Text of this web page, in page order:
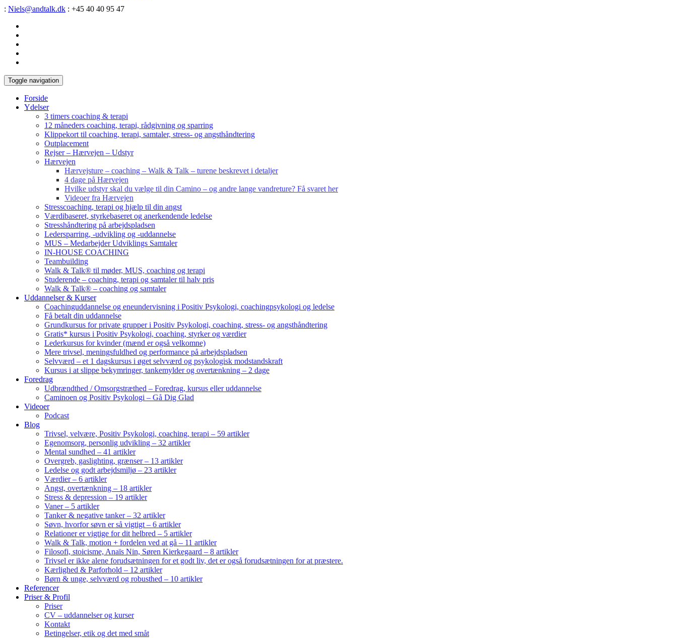
: Niels@andtalk.dk : +45 40 40 95 47
Toggle navigation
Forside
Ydelser
3 timers coaching & terapi
12 måneders coaching, terapi, rådgivning og sparring
Klippekort til coaching, terapi, samtaler, stress- og angsthåndtering
Outplacement
Rejser – Hærvejen – Udstyr
Hærvejen
Hærvejsture – coaching – Walk & Talk – turene beskrevet i detaljer
4 dage på Hærvejen
Hvilke udstyr skal du vælge til din Camino – og andre lange vandreture? Få svaret her
Videoer fra Hærvejen
Stresscoaching, terapi og hjælp til din angst
Værdibaseret, styrkebaseret og anerkendende ledelse
Stresshåndtering på arbejdspladsen
Ledersparring, -udvikling og -uddannelse
MUS – Medarbejder Udviklings Samtaler
IN-HOUSE COACHING
Teambuilding
Walk & Talk® til møder, MUS, coaching og terapi
Studerende – coaching, terapi og samtaler til halv pris
Walk & Talk® – coaching og samtaler
Uddannelser & Kurser
Coachinguddannelse og eneundervisning i Positiv Psykologi, coachingpsykologi og ledelse
Få betalt din uddannelse
Grundkursus for private grupper i Positiv Psykologi, coaching, stress- og angsthåndtering
Gratis* kursus i Positiv Psykologi, coaching, styrker og værdier
Lederkursus for kvinder (mænd er også velkomne)
Mere trivsel, meningsfuldhed og performance på arbejdspladsen
Selvværd – et 1 dagskursus i øget selvværd og psykologisk modstandskraft
Kursus i at slippe bekymringer, tankemylder og overtænkning – 2 dage
Foredrag
Udbrændthed / Omsorgstræthed – Foredrag, kursus eller uddannelse
Caminoen og Positiv Psykologi – Gå Dig Glad
Videoer
Podcast
Blog
Trivsel, velvære, Positiv Psykologi, coaching, terapi – 59 artikler
Egenomsorg, personlig udvikling – 32 artikler
Mental sundhed – 41 artikler
Overgreb, gaslighting, grænser – 13 artikler
Ledelse og godt arbejdsmiljø – 23 artikler
Værdier – 6 artikler
Angst, overtænkning – 18 artikler
Stress & depression – 19 artikler
Vaner – 5 artikler
Tanker & negative tanker – 32 artikler
Søvn, hvorfor søvn er så vigtigt – 6 artikler
Relationer er vigtige for dit helbred – 5 artikler
Walk & Talk, motion + fordelen ved at gå – 11 artikler
Filosofi, stoicisme, Anaïs Nin, Søren Kierkegaard – 8 artikler
Trivsel er ikke alene forudsætningen for et godt liv, det er også forudsætningen for at præstere.
Kærlighed & Parforhold – 12 artikler
Børn & unge, selvværd og robusthed – 10 artikler
Referencer
Priser & Profil
Priser
CV – uddannelser og kurser
Kontakt
Betingelser, etik og det med småt